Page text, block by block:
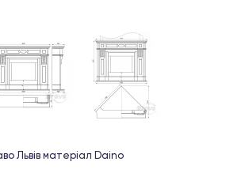
Львів матеріал Daino